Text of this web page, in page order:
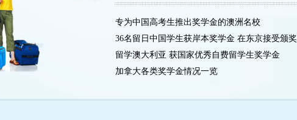
专为中国高考生推出奖学金的澳洲名校
36名留日中国学生获岸本奖学金 在东京接受颁奖
留学澳大利亚 获国家优秀自费留学生奖学金
加拿大各类奖学金情况一览